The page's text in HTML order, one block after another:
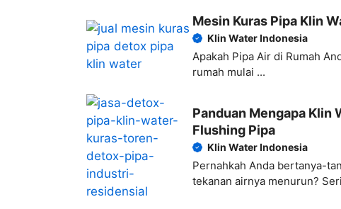
Mesin Kuras Pipa Klin
Klin Water Indonesia
Apakah Pipa Air di Rumah
rumah mulai ...
Panduan Mengapa Klin
Flushing Pipa
Klin Water Indonesia
Pernahkah Anda bertanya-
tekanan airnya menurun?